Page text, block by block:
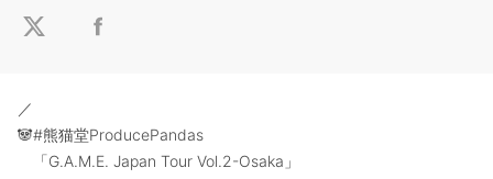
／
🐼#熊猫堂ProducePandas
「G.A.M.E. Japan Tour Vol.2-Osaka」